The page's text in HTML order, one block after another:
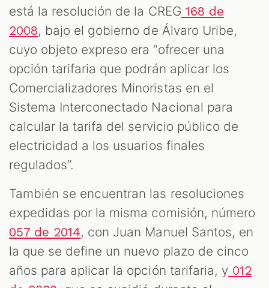
está la resolución de la CREG 168 de
2008, bajo el gobierno de Álvaro Uribe,
cuyo objeto expreso era “ofrecer una
opción tarifaria que podrán aplicar los
Comercializadores Minoristas en el
Sistema Interconectado Nacional para
calcular la tarifa del servicio público de
electricidad a los usuarios finales
regulados”.
También se encuentran las resoluciones
expedidas por la misma comisión, número
057 de 2014, con Juan Manuel Santos, en
la que se define un nuevo plazo de cinco
años para aplicar la opción tarifaria, y012